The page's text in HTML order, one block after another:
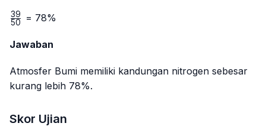
\frac{39}
50
39 = 78%
Jawaban
Atmosfer Bumi memiliki kandungan nitrogen sebesar
kurang lebih 78%.
Skor Ujian